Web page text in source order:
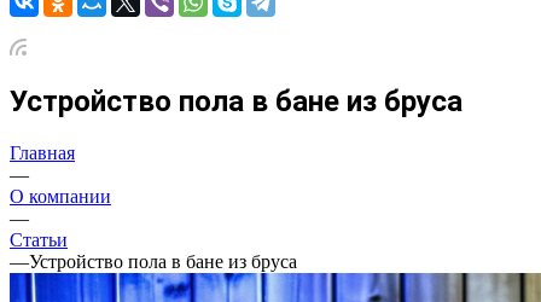
Устройство пола в бане из бруса
Главная
—
О компании
—
Статьи
—Устройство пола в бане из бруса